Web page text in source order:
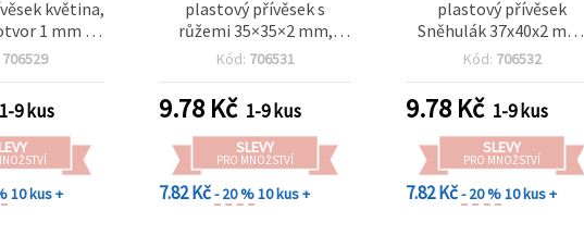
květina,
1 mm —
šperků
706529
1-9 kus
10 kus +
plastový přívěsek s
růžemi 35×35×2 mm,
otvor 1 mm, na výrobu
Kód: 706531
9.78 Kč 1-9 kus
SLEVY
PRO MNOŽSTVÍ
7.82 Kč- 20 %10 kus +
plastový přívěsek
Sněhulák 37x40x2 mm,
otvor 1 mm, na výrobu
Kód: 706532
9.78 Kč 1-9 kus
SLEVY
PRO MNOŽSTVÍ
7.82 Kč- 20 %10 kus +